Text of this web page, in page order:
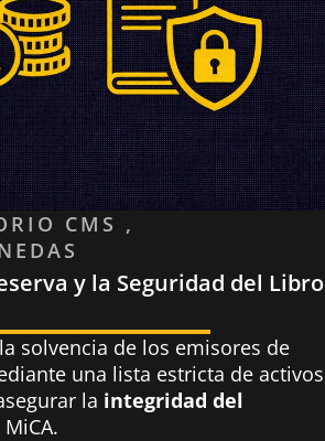
CMS ,
y la Seguridad del Libro
solvencia de los emisores de
una lista estricta de activos
la integridad del